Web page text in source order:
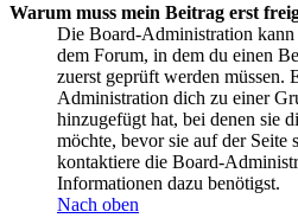
Warum muss mein Beitrag erst
Die Board-Administration kann
dem Forum, in dem du einen
zuerst geprüft werden müssen.
Administration dich zu einer
hinzugefügt hat, bei denen sie
möchte, bevor sie auf der Seite
kontaktiere die Board-
Informationen dazu benötigst.
Nach oben